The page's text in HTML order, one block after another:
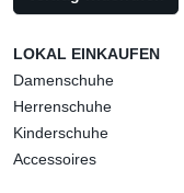
LOKAL EINKAUFEN
Damenschuhe
Herrenschuhe
Kinderschuhe
Accessoires